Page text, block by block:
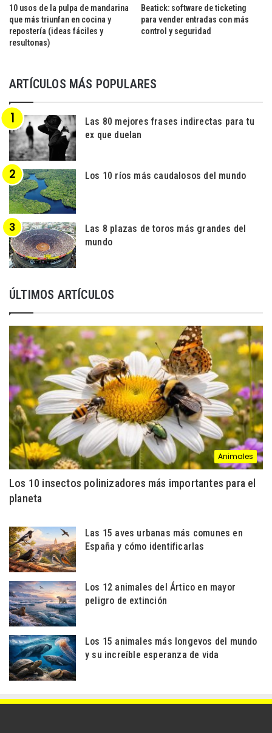
10 usos de la pulpa de mandarina
que más triunfan en cocina y
repostería (ideas fáciles y
resultonas)
Beatick: software de ticketing
para vender entradas con más
control y seguridad
ARTÍCULOS MÁS POPULARES
Las 80 mejores frases indirectas para tu
ex que duelan
Los 10 ríos más caudalosos del mundo
Las 8 plazas de toros más grandes del
mundo
ÚLTIMOS ARTÍCULOS
Animales
Los 10 insectos polinizadores más importantes para el
planeta
Las 15 aves urbanas más comunes en
España y cómo identificarlas
Los 12 animales del Ártico en mayor
peligro de extinción
Los 15 animales más longevos del mundo
y su increíble esperanza de vida